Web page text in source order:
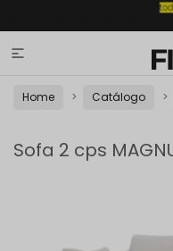

Home Catálogo
Sofa 2 cps